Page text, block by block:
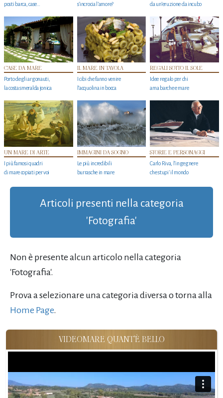
posti barca, case…
s'incrocia l’amore?
da un’eruzione da incubo
CASE DA MARE
Porto degli argonauti,
la costa smeralda jonica
IL MARE IN TAVOLA
I cibi che fanno venire
l’acquolina in bocca
REGALI SOTTO IL SOLE
Idee regalo per chi
ama barche e mare
UN MARE DI ARTE
I più famosi quadri
di mare copiati per voi
IMMAGINI DA SOGNO
Le più incredibili
burrasche in mare
STORIE E PERSONAGGI
Carlo Riva, l’ingegnere
che stupi' il mondo
Articoli presenti nella categoria
'Fotografia'
Non è presente alcun articolo nella categoria
'Fotografia'.
Prova a selezionare una categoria diversa o torna alla
Home Page.
VIDEOMARE QUANT'È BELLO